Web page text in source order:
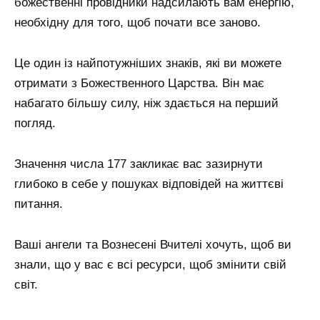
божественні провідники надсилають вам енергію,
необхідну для того, щоб почати все заново.
Це один із найпотужніших знаків, які ви можете
отримати з Божественного Царства. Він має
набагато більшу силу, ніж здається на перший
погляд.
Значення числа 177 закликає вас зазирнути
глибоко в себе у пошуках відповідей на життєві
питання.
Ваші ангели та Вознесені Вчителі хочуть, щоб ви
знали, що у вас є всі ресурси, щоб змінити свій
світ.